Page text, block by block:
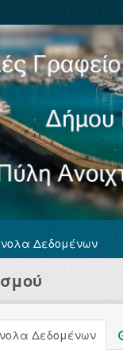
Δεδομένων
Δεδομένων